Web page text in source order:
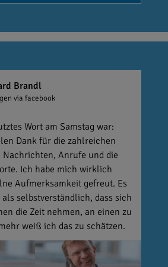
Brandl
via facebook
Wort am Samstag war:
Dank für die zahlreichen
Nachrichten, Anrufe und die
Ich habe mich wirklich
Aufmerksamkeit gefreut. Es
selbstverständlich, dass sich
die Zeit nehmen, an einen zu
weiß ich das zu schätzen.